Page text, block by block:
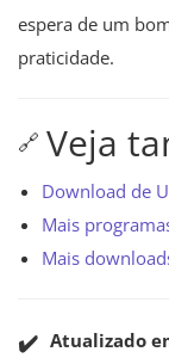
espera de um
praticidade.
🔗 Veja
Download de
Mais
Mais
✔️ Atualizado